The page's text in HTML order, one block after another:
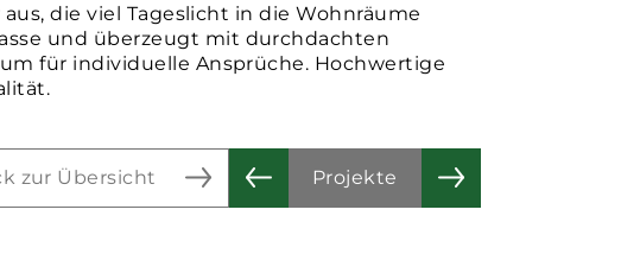
die viel Tageslicht in die Wohnräume
und überzeugt mit durchdachten
für individuelle Ansprüche. Hochwertige
zur Übersicht Projekte